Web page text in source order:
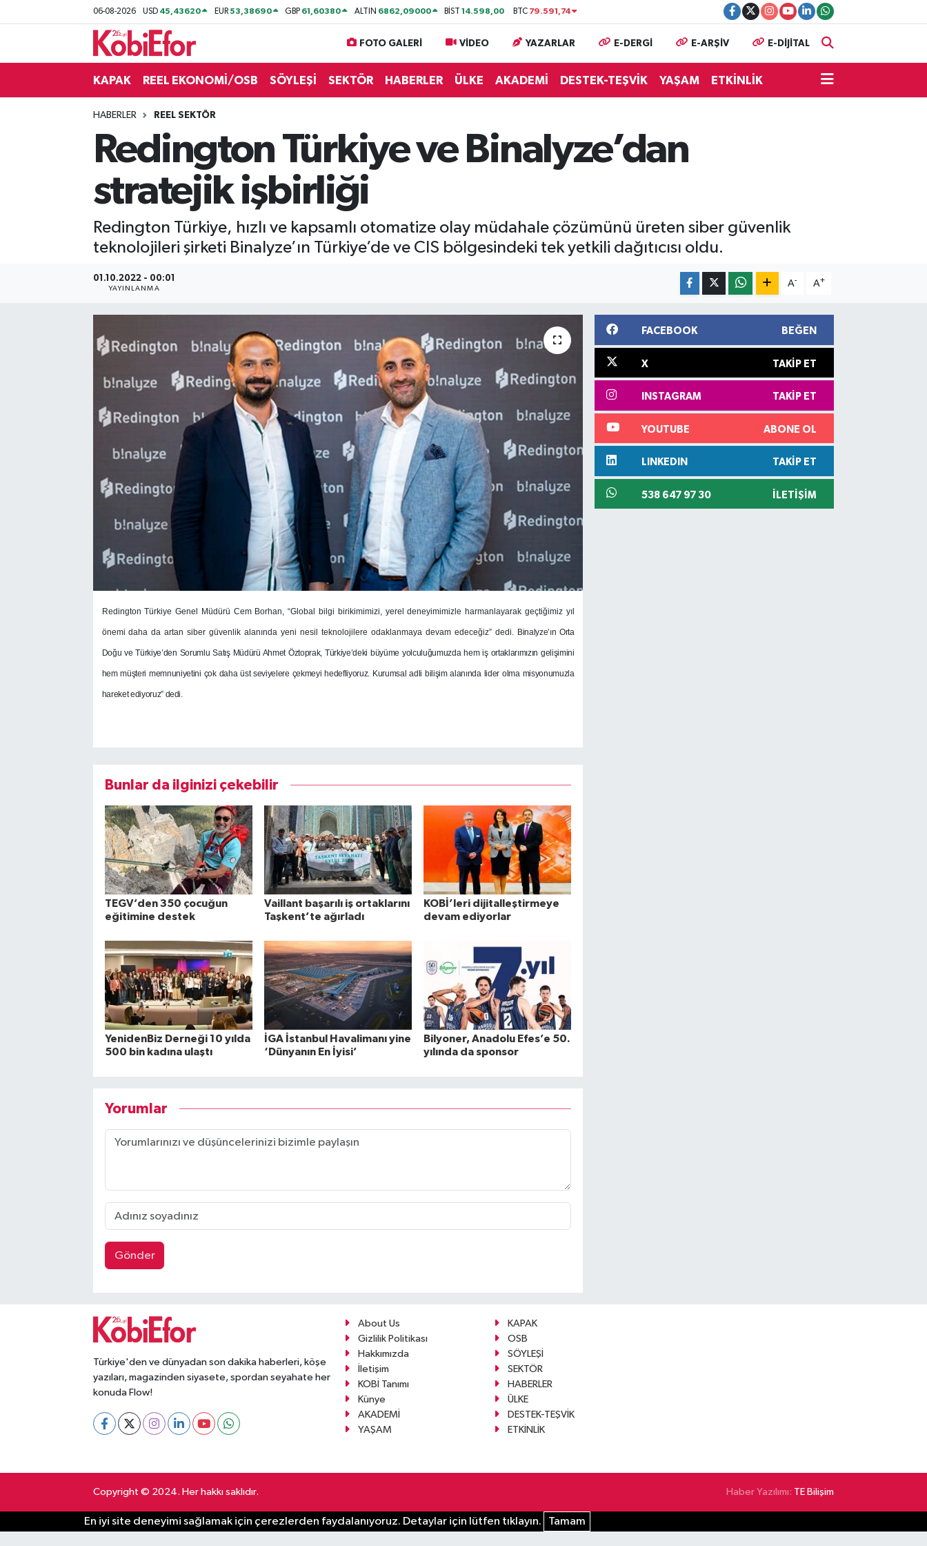
06-08-2026 USD 45,43620 EUR53,38690 GBP 61,60380 ALTIN 6862,09000 BİST14.598,00 BTC 79.591,74
FOTO GALERİ VİDEO YAZARLAR E-DERGİ E-ARŞİV E-DİJİTAL
KAPAK REEL EKONOMİ/OSB SÖYLEŞİ SEKTÖR HABERLER ÜLKE AKADEMİ DESTEK-TEŞVİK YAŞAM ETKİNLİK
HABERLER REEL SEKTÖR
Redington Türkiye ve Binalyze’dan
stratejik işbirliği
Redington Türkiye, hızlı ve kapsamlı otomatize olay müdahale çözümünü üreten siber güvenlik
teknolojileri şirketi Binalyze’ın Türkiye’de ve CIS bölgesindeki tek yetkili dağıtıcısı oldu.
01.10.2022 - 00:01
YAYINLANMA
A- A+
Redington Türkiye Genel Müdürü Cem Borhan, “Global bilgi birikimimizi, yerel deneyimimizle harmanlayarak geçtiğimiz yıl
önemi daha da artan siber güvenlik alanında yeni nesil teknolojilere odaklanmaya devam edeceğiz” dedi. Binalyze’ın Orta
Doğu ve Türkiye’den Sorumlu Satış Müdürü Ahmet Öztoprak, Türkiye’deki büyüme yolculuğumuzda hem iş ortaklarımızın gelişimini
hem müşteri memnuniyetini çok daha üst seviyelere çekmeyi hedefliyoruz. Kurumsal adli bilişim alanında lider olma misyonumuzla
hareket ediyoruz” dedi.
Bunlar da ilginizi çekebilir
TEGV’den 350 çocuğun
eğitimine destek
Vaillant başarılı iş ortaklarını
Taşkent’te ağırladı
KOBİ’leri dijitalleştirmeye
devam ediyorlar
YenidenBiz Derneği 10 yılda
500 bin kadına ulaştı
İGA İstanbul Havalimanı yine
‘Dünyanın En İyisi’
Bilyoner, Anadolu Efes’e 50.
yılında da sponsor
Yorumlar
Gönder
FACEBOOK BEĞEN
X TAKIP ET
INSTAGRAM TAKIP ET
YOUTUBE ABONE OL
LINKEDIN TAKIP ET
538 647 97 30 İLETIŞIM
Türkiye'den ve dünyadan son dakika haberleri, köşe
yazıları, magazinden siyasete, spordan seyahate her
konuda Flow!
About Us
KAPAK
Gizlilik Politikası
OSB
Hakkımızda
SÖYLEŞİ
İletişim
SEKTÖR
KOBİ Tanımı
HABERLER
Künye
ÜLKE
AKADEMİ
DESTEK-TEŞVİK
YAŞAM
ETKİNLİK
Copyright © 2024. Her hakkı saklıdır. Haber Yazılımı: TE Bilişim
En iyi site deneyimi sağlamak için çerezlerden faydalanıyoruz. Detaylar için lütfen tıklayın. Tamam
BİLİŞİM PANO
HABERLER